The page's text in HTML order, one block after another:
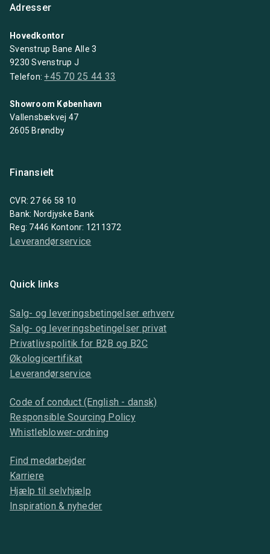
Adresser
Hovedkontor
Svenstrup Bane Alle 3
9230 Svenstrup J
Telefon:+45 70 25 44 33
Showroom København
Vallensbækvej 47
2605 Brøndby
Finansielt
CVR: 27 66 58 10
Bank: Nordjyske Bank
Reg: 7446 Kontonr: 1211372
Leverandørservice
Quick links
Salg- og leveringsbetingelser erhverv
Salg- og leveringsbetingelser privat
Privatlivspolitik for B2B og B2C
Økologicertifikat
Leverandørservice
Code of conduct (English - dansk)
Responsible Sourcing Policy
Whistleblower-ordning
Find medarbejder
Karriere
Hjælp til selvhjælp
Inspiration & nyheder